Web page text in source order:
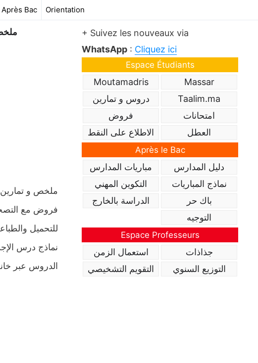
Après Bac Orientation
فروض مع
للتحميل
نماذج درس
الدروس عبر
+ Suivez les nouveaux via
WhatsApp : Cliquez ici
Espace Étudiants
Massar
Moutamadris
Taalim.ma
دروس و تمارين
امتحانات
فروض
العطل
الاطلاع على النقط
Après le Bac
دليل المدارس
مباريات المدارس
نماذج المباريات
التكوين المهني
باك حر
الدراسة بالخارج
التوجيه
Espace Professeurs
جذاذات
استعمال الزمن
التوزيع السنوي
التقويم التشخيصي